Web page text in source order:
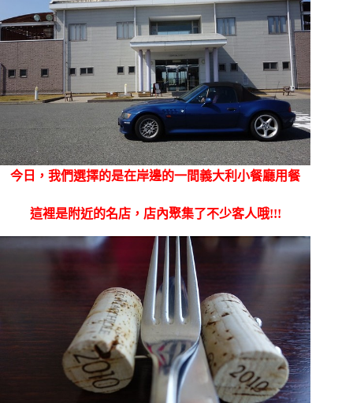
今日，我們選擇的是在岸邊的一間義大利小餐廳用餐
這裡是附近的名店，店內聚集了不少客人哦!!!